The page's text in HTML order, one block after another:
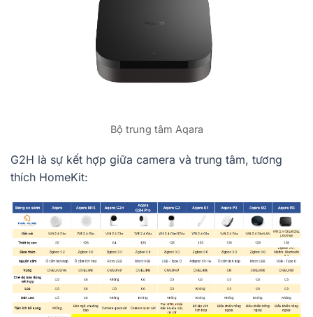
Bộ trung tâm Aqara
G2H là sự kết hợp giữa camera và trung tâm, tương
thích HomeKit: